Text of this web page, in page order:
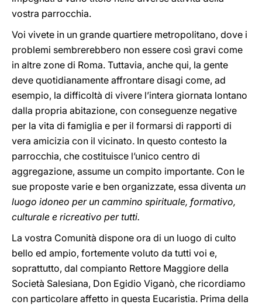
vostra parrocchia.
Voi vivete in un grande quartiere metropolitano, dove i
problemi sembrerebbero non essere così gravi come
in altre zone di Roma. Tuttavia, anche qui, la gente
deve quotidianamente affrontare disagi come, ad
esempio, la difficoltà di vivere l’intera giornata lontano
dalla propria abitazione, con conseguenze negative
per la vita di famiglia e per il formarsi di rapporti di
vera amicizia con il vicinato. In questo contesto la
parrocchia, che costituisce l’unico centro di
aggregazione, assume un compito importante. Con le
sue proposte varie e ben organizzate, essa diventa un
luogo idoneo per un cammino spirituale, formativo,
culturale e ricreativo per tutti.
La vostra Comunità dispone ora di un luogo di culto
bello ed ampio, fortemente voluto da tutti voi e,
soprattutto, dal compianto Rettore Maggiore della
Società Salesiana, Don Egidio Viganò, che ricordiamo
con particolare affetto in questa Eucaristia. Prima della